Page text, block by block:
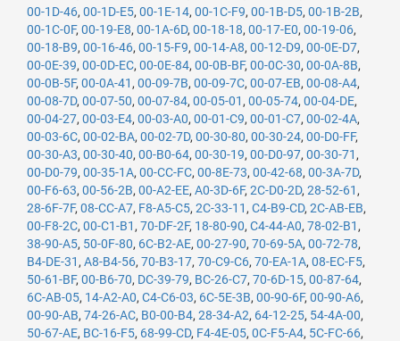
00-1D-46, 00-1D-E5, 00-1E-14, 00-1C-F9, 00-1B-D5, 00-1B-2B,
00-1C-0F, 00-19-E8, 00-1A-6D, 00-18-18, 00-17-E0, 00-19-06,
00-18-B9, 00-16-46, 00-15-F9, 00-14-A8, 00-12-D9, 00-0E-D7,
00-0E-39, 00-0D-EC, 00-0E-84, 00-0B-BF, 00-0C-30, 00-0A-8B,
00-0B-5F, 00-0A-41 , 00-09-7B, 00-09-7C, 00-07-EB, 00-08-A4,
00-08-7D, 00-07-50, 00-07-84, 00-05-01 , 00-05-74, 00-04-DE,
00-04-27, 00-03-E4, 00-03-A0, 00-01-C9, 00-01-C7, 00-02-4A,
00-03-6C, 00-02-BA, 00-02-7D, 00-30-80, 00-30-24, 00-D0-FF,
00-30-A3, 00-30-40, 00-B0-64, 00-30-19, 00-D0-97, 00-30-71 ,
00-D0-79, 00-35-1A, 00-CC-FC, 00-8E-73, 00-42-68, 00-3A-7D,
00-F6-63, 00-56-2B, 00-A2-EE, A0-3D-6F, 2C-D0-2D, 28-52-61 ,
28-6F-7F, 08-CC-A7, F8-A5-C5, 2C-33-11 , C4-B9-CD, 2C-AB-EB,
00-F8-2C, 00-C1-B1 , 70-DF-2F, 18-80-90, C4-44-A0, 78-02-B1 ,
38-90-A5, 50-0F-80, 6C-B2-AE, 00-27-90, 70-69-5A, 00-72-78,
B4-DE-31 , A8-B4-56, 70-B3-17, 70-C9-C6, 70-EA-1A, 08-EC-F5,
50-61-BF, 00-B6-70, DC-39-79, BC-26-C7, 70-6D-15, 00-87-64,
6C-AB-05, 14-A2-A0, C4-C6-03, 6C-5E-3B, 00-90-6F, 00-90-A6,
00-90-AB, 74-26-AC, B0-00-B4, 28-34-A2, 64-12-25, 54-4A-00,
50-67-AE, BC-16-F5, 68-99-CD, F4-4E-05, 0C-F5-A4, 5C-FC-66,